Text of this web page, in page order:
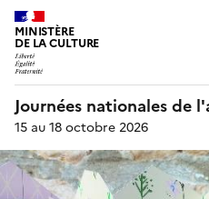
MINISTÈRE
DE LA CULTURE
Journées nationales de
15 au 18 octobre 2026